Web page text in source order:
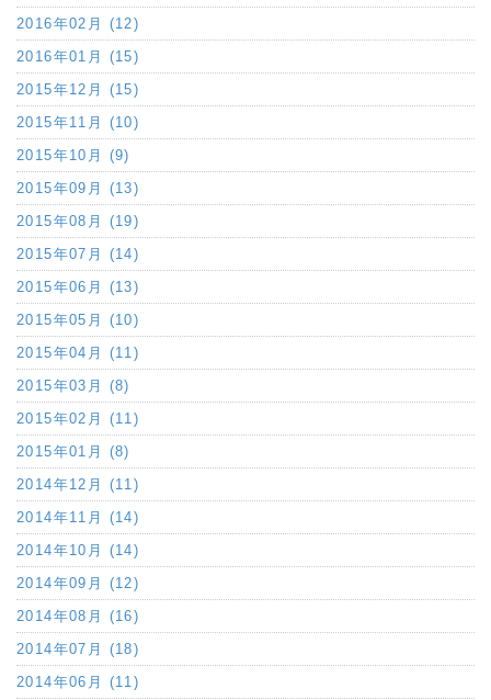
2016年02月 (12)
2016年01月 (15)
2015年12月 (15)
2015年11月 (10)
2015年10月 (9)
2015年09月 (13)
2015年08月 (19)
2015年07月 (14)
2015年06月 (13)
2015年05月 (10)
2015年04月 (11)
2015年03月 (8)
2015年02月 (11)
2015年01月 (8)
2014年12月 (11)
2014年11月 (14)
2014年10月 (14)
2014年09月 (12)
2014年08月 (16)
2014年07月 (18)
2014年06月 (11)